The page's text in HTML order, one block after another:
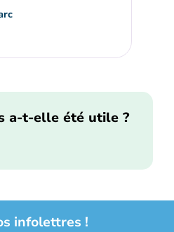
a-t-elle été utile ?
infolettres !